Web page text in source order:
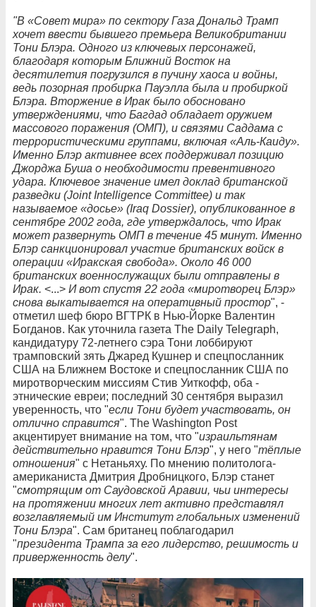
"В «Совет мира» по сектору Газа Дональд Трамп
хочет ввести бывшего премьера Великобритании
Тони Блэра. Одного из ключевых персонажей,
благодаря которым Ближний Восток на
десятилетия погрузился в пучину хаоса и войны,
ведь позорная пробирка Пауэлла была и пробиркой
Блэра. Вторжение в Ирак было обосновано
утверждениями, что Багдад обладает оружием
массового поражения (ОМП), и связями Саддама с
террористическими группами, включая «Аль-Каиду».
Именно Блэр активнее всех поддерживал позицию
Джорджа Буша о необходимости превентивного
удара. Ключевое значение имел доклад британской
разведки (Joint Intelligence Committee) и так
называемое «досье» (Iraq Dossier), опубликованное в
сентябре 2002 года, где утверждалось, что Ирак
может развернуть ОМП в течение 45 минут. Именно
Блэр санкционировал участие британских войск в
операции «Иракская свобода». Около 46 000
британских военнослужащих были отправлены в
Ирак. <...> И вот спустя 22 года «миротворец Блэр»
снова выкатывается на оперативный простор", -
отметил шеф бюро ВГТРК в Нью-Йорке Валентин
Богданов. Как уточнила газета The Daily Telegraph,
кандидатуру 72-летнего сэра Тони лоббируют
трамповский зять Джаред Кушнер и спецпосланник
США на Ближнем Востоке и спецпосланник США по
миротворческим миссиям Стив Уиткофф, оба -
этнические евреи; последний 30 сентября выразил
уверенность, что "если Тони будет участвовать, он
отлично справится". The Washington Post
акцентирует внимание на том, что "израильтянам
действительно нравится Тони Блэр", у него "тёплые
отношения" с Нетаньяху. По мнению политолога-
американиста Дмитрия Дробницкого, Блэр станет
"смотрящим от Саудовской Аравии, чьи интересы
на протяжении многих лет активно представлял
возглавляемый им Институт глобальных изменений
Тони Блэра". Сам британец поблагодарил
"президента Трампа за его лидерство, решимость и
приверженность делу".